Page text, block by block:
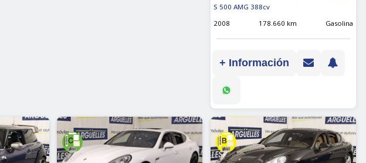
S 500 AMG 388cv
2008
178.660 km Gasolina
+ Información